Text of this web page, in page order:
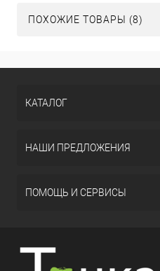
ПОХОЖИЕ ТОВАРЫ (8)
КАТАЛОГ
НАШИ ПРЕДЛОЖЕНИЯ
ПОМОЩЬ И СЕРВИСЫ